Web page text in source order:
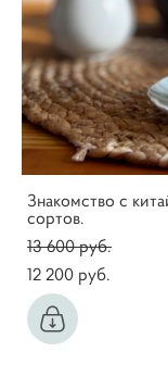
Знакомство с
сортов.
13 600 pуб.
12 200 pуб.